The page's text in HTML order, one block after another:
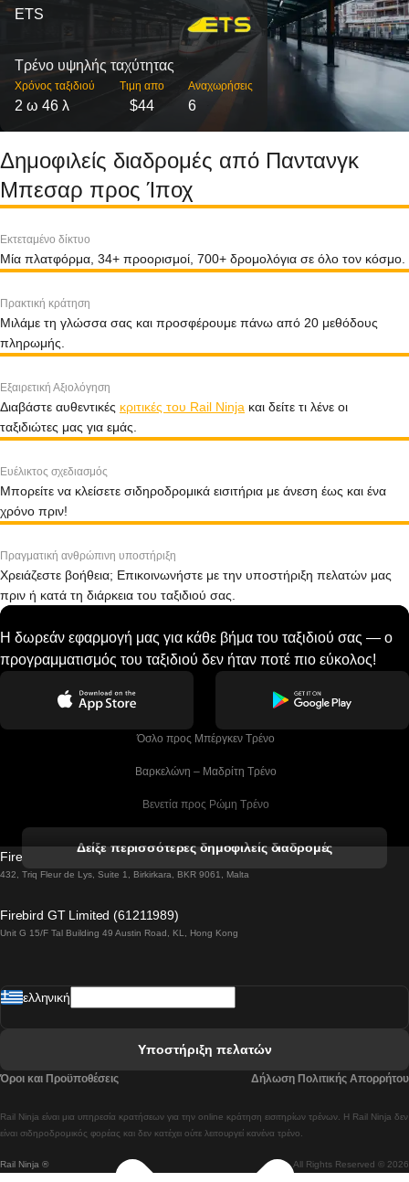
ETS
Τρένο υψηλής ταχύτητας
Χρόνος ταξιδιού
2 ω 46 λ
Τιμη απο
$44
Αναχωρήσεις
6
Δημοφιλείς διαδρομές από Παντανγκ
Μπεσαρ προς Ίποχ
Εκτεταμένο δίκτυο
Μία πλατφόρμα, 34+ προορισμοί, 700+ δρομολόγια σε όλο τον κόσμο.
Πρακτική κράτηση
Μιλάμε τη γλώσσα σας και προσφέρουμε πάνω από 20 μεθόδους
πληρωμής.
Εξαιρετική Αξιολόγηση
Διαβάστε αυθεντικές κριτικές του Rail Ninja και δείτε τι λένε οι
ταξιδιώτες μας για εμάς.
Ευέλικτος σχεδιασμός
Μπορείτε να κλείσετε σιδηροδρομικά εισιτήρια με άνεση έως και ένα
χρόνο πριν!
Πραγματική ανθρώπινη υποστήριξη
Χρειάζεστε βοήθεια; Επικοινωνήστε με την υποστήριξη πελατών μας
πριν ή κατά τη διάρκεια του ταξιδιού σας.
Η δωρεάν εφαρμογή μας για κάθε βήμα του ταξιδιού σας — ο
προγραμματισμός του ταξιδιού δεν ήταν ποτέ πιο εύκολος!
Όσλο προς Μπέργκεν Tρένο
Βαρκελώνη – Μαδρίτη Tρένο
Βενετία προς Ρώμη Τρένο
Βιέννη προς Σάλτσμπουργκ Τρένα
Βουδαπέστη προς Πράγα Tρένο
Λισαβόνα προς Λάγος Tρένο
Λισαβόνα προς Μαδρίτη Τρένα
Δείξε περισσότερες δημοφιλείς διαδρομές
Firebird GT Limited (OC 1451)
432, Triq Fleur de Lys, Suite 1, Birkirkara, BKR 9061, Malta
Firebird GT Limited (61211989)
Unit G 15/F Tal Building 49 Austin Road, KL, Hong Kong
Rail Ninja ® All Rights Reserved © 2026
Rail Ninja είναι μια υπηρεσία κρατήσεων για την online κράτηση εισιτηρίων τρένων. Η Rail Ninja δεν
είναι σιδηροδρομικός φορέας και δεν κατέχει ούτε λειτουργεί κανένα τρένο.
ελληνική
Υποστήριξη πελατών
Όροι και Προϋποθέσεις Δήλωση Πολιτικής Απορρήτου